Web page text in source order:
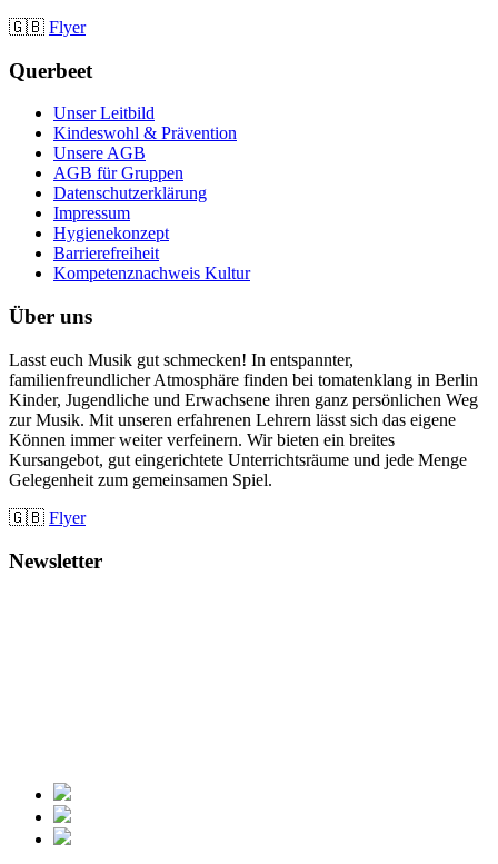
🇬🇧 Flyer
Querbeet
Unser Leitbild
Kindeswohl & Prävention
Unsere AGB
AGB für Gruppen
Datenschutzerklärung
Impressum
Hygienekonzept
Barrierefreiheit
Kompetenznachweis Kultur
Über uns
Lasst euch Musik gut schmecken! In entspannter,
familienfreundlicher Atmosphäre finden bei tomatenklang in Berlin
Kinder, Jugendliche und Erwachsene ihren ganz persönlichen Weg
zur Musik. Mit unseren erfahrenen Lehrern lässt sich das eigene
Können immer weiter verfeinern. Wir bieten ein breites
Kursangebot, gut eingerichtete Unterrichtsräume und jede Menge
Gelegenheit zum gemeinsamen Spiel.
🇬🇧 Flyer
Newsletter